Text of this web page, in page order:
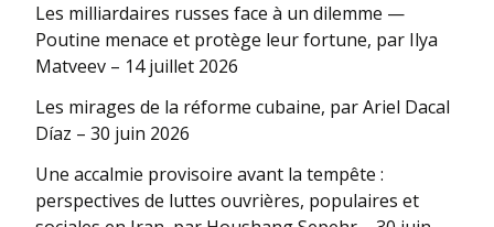
Les milliardaires russes face à un dilemme —
Poutine menace et protège leur fortune, par Ilya
Matveev – 14 juillet 2026
Les mirages de la réforme cubaine, par Ariel Dacal
Díaz – 30 juin 2026
Une accalmie provisoire avant la tempête :
perspectives de luttes ouvrières, populaires et